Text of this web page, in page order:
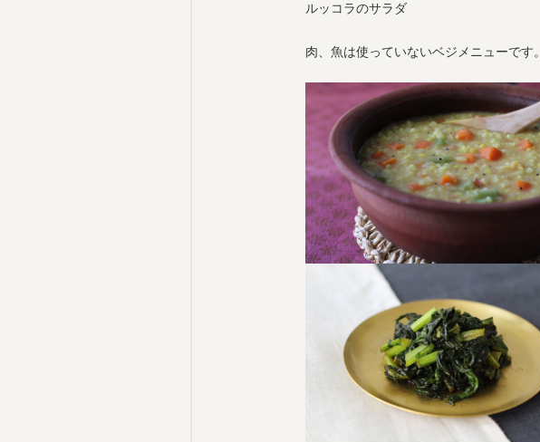
ルッコラのサラダ
肉、魚は使っていないベジメニューです。